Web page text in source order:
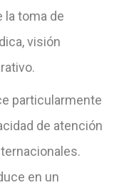
la toma de
visión
particularmente
de atención
en un